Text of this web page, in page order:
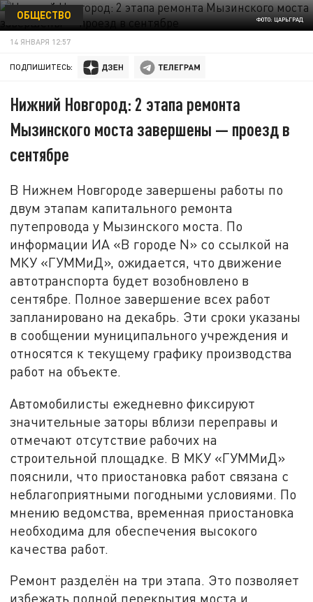
ФОТО: ЦАРЬГРАД
ОБЩЕСТВО
14 ЯНВАРЯ 12:57
ПОДПИШИТЕСЬ:
Нижний Новгород: 2 этапа ремонта
Мызинского моста завершены — проезд в
сентябре
В Нижнем Новгороде завершены работы по
двум этапам капитального ремонта
путепровода у Мызинского моста. По
информации ИА «В городе N» со ссылкой на
МКУ «ГУММиД», ожидается, что движение
автотранспорта будет возобновлено в
сентябре. Полное завершение всех работ
запланировано на декабрь. Эти сроки указаны
в сообщении муниципального учреждения и
относятся к текущему графику производства
работ на объекте.
Автомобилисты ежедневно фиксируют
значительные заторы вблизи переправы и
отмечают отсутствие рабочих на
строительной площадке. В МКУ «ГУММиД»
пояснили, что приостановка работ связана с
неблагоприятными погодными условиями. По
мнению ведомства, временная приостановка
необходима для обеспечения высокого
качества работ.
Ремонт разделён на три этапа. Это позволяет
избежать полной перекрытия моста и